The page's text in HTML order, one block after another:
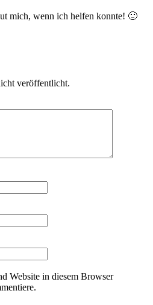
mich, wenn ich helfen konnte! 🙂
veröffentlicht.
Website in diesem Browser